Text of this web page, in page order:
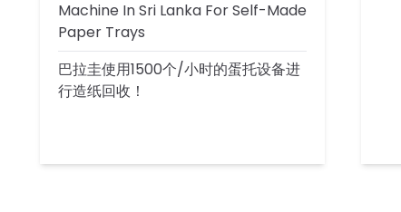
Machine In Sri Lanka For Self-Made
Paper Trays
巴拉圭使用1500个/小时的蛋托设备进
行造纸回收！